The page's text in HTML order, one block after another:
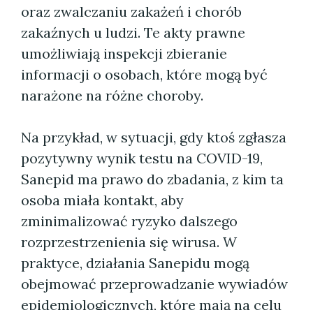
oraz zwalczaniu zakażeń i chorób
zakaźnych u ludzi. Te akty prawne
umożliwiają inspekcji zbieranie
informacji o osobach, które mogą być
narażone na różne choroby.
Na przykład, w sytuacji, gdy ktoś zgłasza
pozytywny wynik testu na COVID-19,
Sanepid ma prawo do zbadania, z kim ta
osoba miała kontakt, aby
zminimalizować ryzyko dalszego
rozprzestrzenienia się wirusa. W
praktyce, działania Sanepidu mogą
obejmować przeprowadzanie wywiadów
epidemiologicznych, które mają na celu